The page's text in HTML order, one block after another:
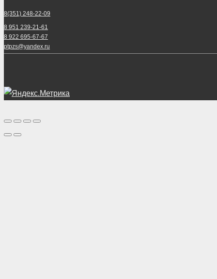
8(351) 248-22-09
8 951 239-21-61
8 922 695-67-67
ptpzs@yandex.ru